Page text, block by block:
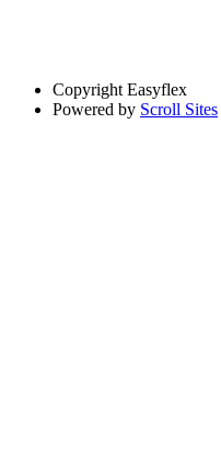
Copyright Easyflex
Powered by Scroll Sites